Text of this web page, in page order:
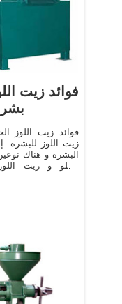
‫فوائد زيت
فوائد زيت اللوز
زيت اللوز للبشرة:
البشرة و هناك
الحلو و زيت